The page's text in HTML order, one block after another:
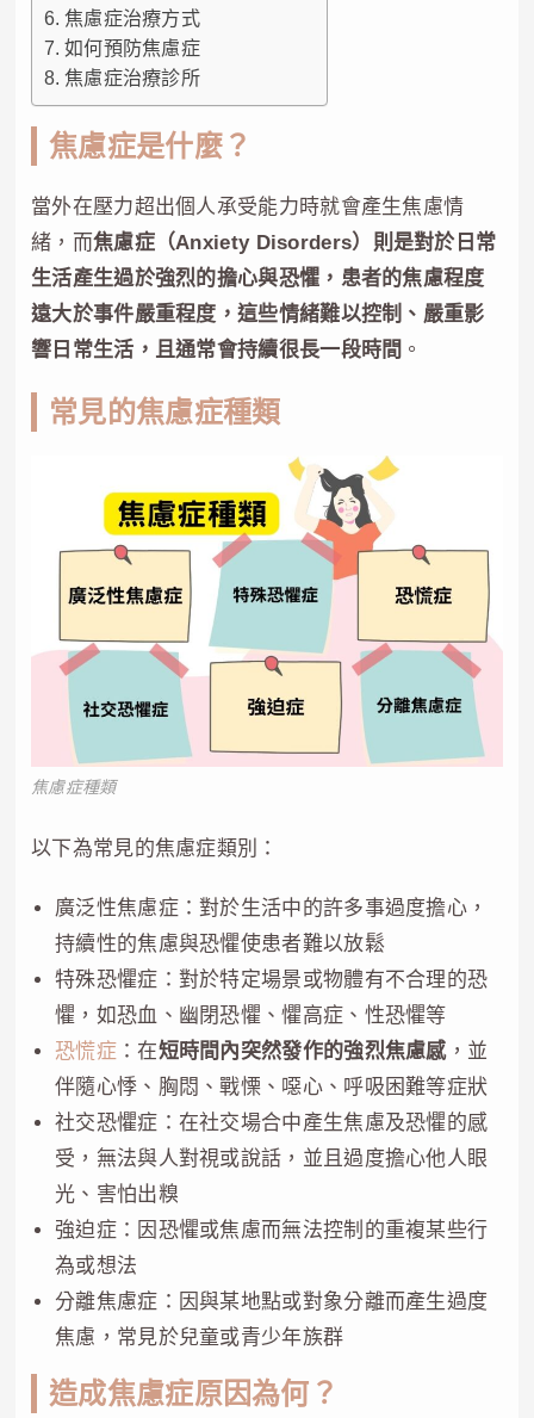
焦慮症治療方式
如何預防焦慮症
焦慮症治療診所
焦慮症是什麼？
當外在壓力超出個人承受能力時就會產生焦慮情
緒，而焦慮症（Anxiety Disorders）則是對於日常
生活產生過於強烈的擔心與恐懼，患者的焦慮程度
遠大於事件嚴重程度，這些情緒難以控制、嚴重影
響日常生活，且通常會持續很長一段時間 。
常見的焦慮症種類
焦慮症種類
以下為常見的焦慮症類別：
廣泛性焦慮症：對於生活中的許多事過度擔心，
持續性的焦慮與恐懼使患者難以放鬆
特殊恐懼症：對於特定場景或物體有不合理的恐
懼，如恐血、幽閉恐懼、懼高症、性恐懼等
恐慌症：在短時間內突然發作的強烈焦慮感，並
伴隨心悸、胸悶、戰慄、噁心、呼吸困難等症狀
社交恐懼症：在社交場合中產生焦慮及恐懼的感
受，無法與人對視或說話，並且過度擔心他人眼
光、害怕出糗
強迫症：因恐懼或焦慮而無法控制的重複某些行
為或想法
分離焦慮症：因與某地點或對象分離而產生過度
焦慮，常見於兒童或青少年族群
造成焦慮症原因為何？